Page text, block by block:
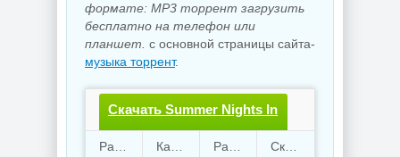
формате: MP3 торрент загрузить
бесплатно на телефон или
планшет. с основной страницы сайта-
музыка торрент.
Скачать Summer Nights In
Barcelona Vol.2.torrent
106 72 289.14 Mb